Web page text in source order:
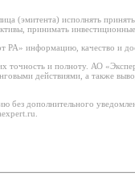
исполнять
принимать
информацию, качество и
и полноту. АО
действиями, а также
дополнительного